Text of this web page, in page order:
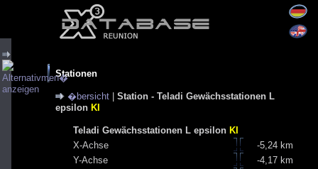
Stationen
�bersicht
Station - Teladi Gewächsstationen L
epsilon KI
Teladi Gewächsstationen L epsilon KI
X-Achse
-5,24 km
Y-Achse
-4,17 km